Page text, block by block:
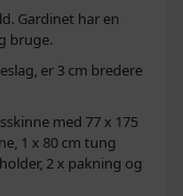
Gardinet har en
bruge.
er 3 cm bredere
med 77 x 175
1 x 80 cm tung
2 x pakning og